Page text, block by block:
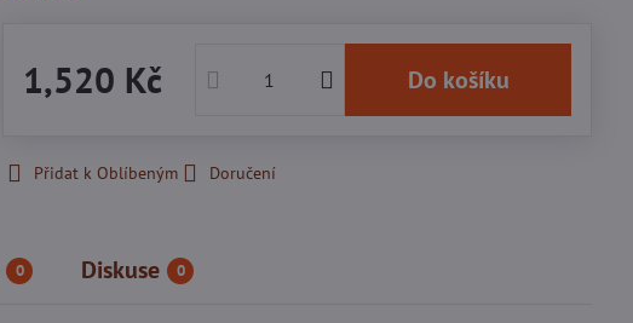
1,520 Kč Do košíku
Přidat k Oblíbeným Doručení
0 Diskuse 0